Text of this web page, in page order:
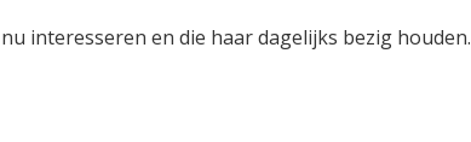
interesseren en die haar dagelijks bezig houden.